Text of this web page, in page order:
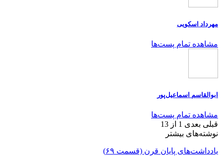
مهرداد اسکویی
مشاهده تمام پست‌ها
ابوالقاسم اسماعیل‌پور
مشاهده تمام پست‌ها
قبلی بعدی 1 از 13
نوشته‌های بیشتر
یادداشت‌های پایان قرن (قسمت ۶۹)